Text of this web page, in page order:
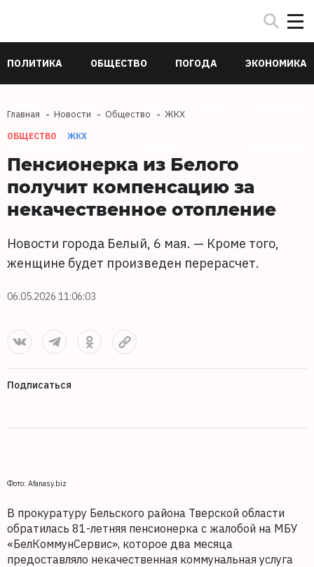
ПОЛИТИКА ОБЩЕСТВО ПОГОДА ЭКОНОМИКА
Главная Новости Общество ЖКХ
ОБЩЕСТВО ЖКХ
Пенсионерка из Белого
получит компенсацию за
некачественное отопление
Новости города Белый, 6 мая. — Кроме того,
женщине будет произведен перерасчет.
06.05.2026 11:06:03
Подписаться
Фото: Afanasy.biz
В прокуратуру Бельского района Тверской области
обратилась 81-летняя пенсионерка с жалобой на МБУ
«БелКоммунСервис», которое два месяца
предоставляло некачественная коммунальная услуга